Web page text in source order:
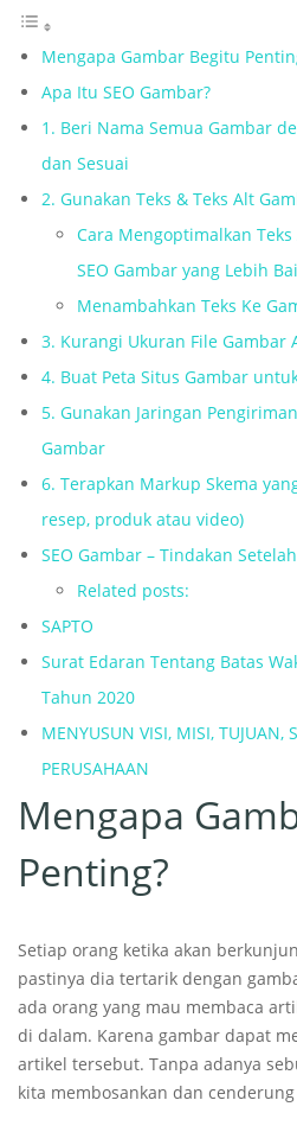
Mengapa Gambar Begitu
Apa Itu SEO Gambar?
1. Beri Nama Semua Gambar
dan Sesuai
2. Gunakan Teks & Teks Alt
Cara Mengoptimalkan
SEO Gambar yang Lebih
Menambahkan Teks Ke
3. Kurangi Ukuran File Gambar
4. Buat Peta Situs Gambar
5. Gunakan Jaringan
Gambar
6. Terapkan Markup Skema
resep, produk atau video)
SEO Gambar – Tindakan
Related posts:
SAPTO
Surat Edaran Tentang Batas
Tahun 2020
MENYUSUN VISI, MISI, TUJUAN,
PERUSAHAAN
Mengapa
Penting?
Setiap orang ketika akan
pastinya dia tertarik dengan
ada orang yang mau membaca
di dalam. Karena gambar dapat
artikel tersebut. Tanpa adanya
kita membosankan dan